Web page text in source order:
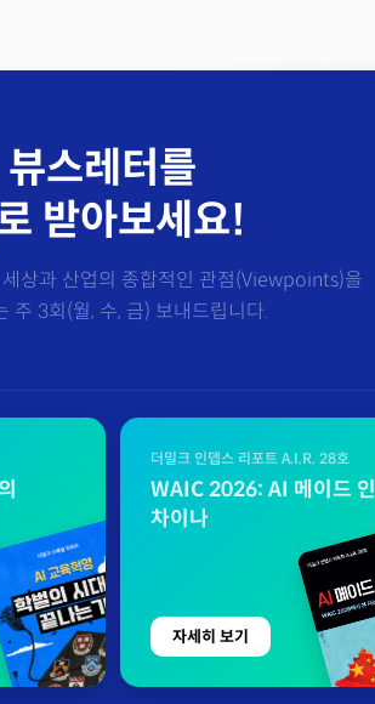
스레터를
받아보세요!
상과 산업의 종합적인 관점(Viewpoints)을
주 3회(월, 수, 금) 보내드립니다.
더밀크 인뎁스 리포트 A.I.R. 28호
WAIC 2026: AI 메이드 인
차이나
자세히 보기